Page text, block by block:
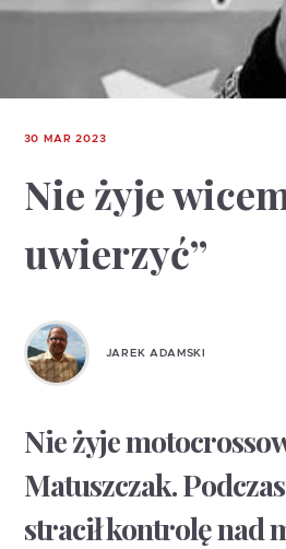
30 MAR 2023
Nie żyje
uwierzyć”
JAREK ADAMSKI
Nie żyje
Matuszczak.
stracił kontrolę nad